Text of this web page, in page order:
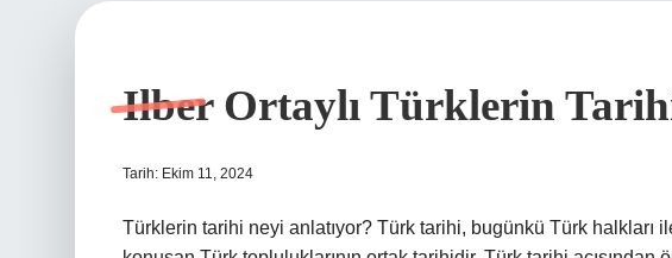
Ilber Ortaylı Türklerin
Tarih: Ekim 11, 2024
Türklerin tarihi neyi anlatıyor? Türk tarihi, bugünkü Türk halkları